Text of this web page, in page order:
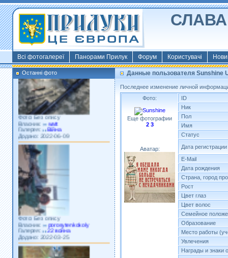
СЛАВА
Всі фотогалереї Панорами Прилук Форум Користувачі
Останні фото
Фото: Київ 2022
Власник:
morsresistis
Галерея:
Templates
Додано: 2022-11-13
Фото: Без опису
Власник:
watt
Галерея:
Війна
Додано: 2022-06-09
Фото: Без опису
Власник:
porosytenkokoly
Галерея:
22 война
Додано: 2022-03-25
Данные пользователя Sunshine
Последнее изменение личной
Фото:
Еще фотографии
2 3
Аватар:
ID
Ник
Пол
Имя
Статус
Дата регистрации
E-Mail
Дата рождения
Страна, город
Рост
Цвет глаз
Цвет волос
Семейное
Образование
Место работы
Увлечения
Награды и знаки